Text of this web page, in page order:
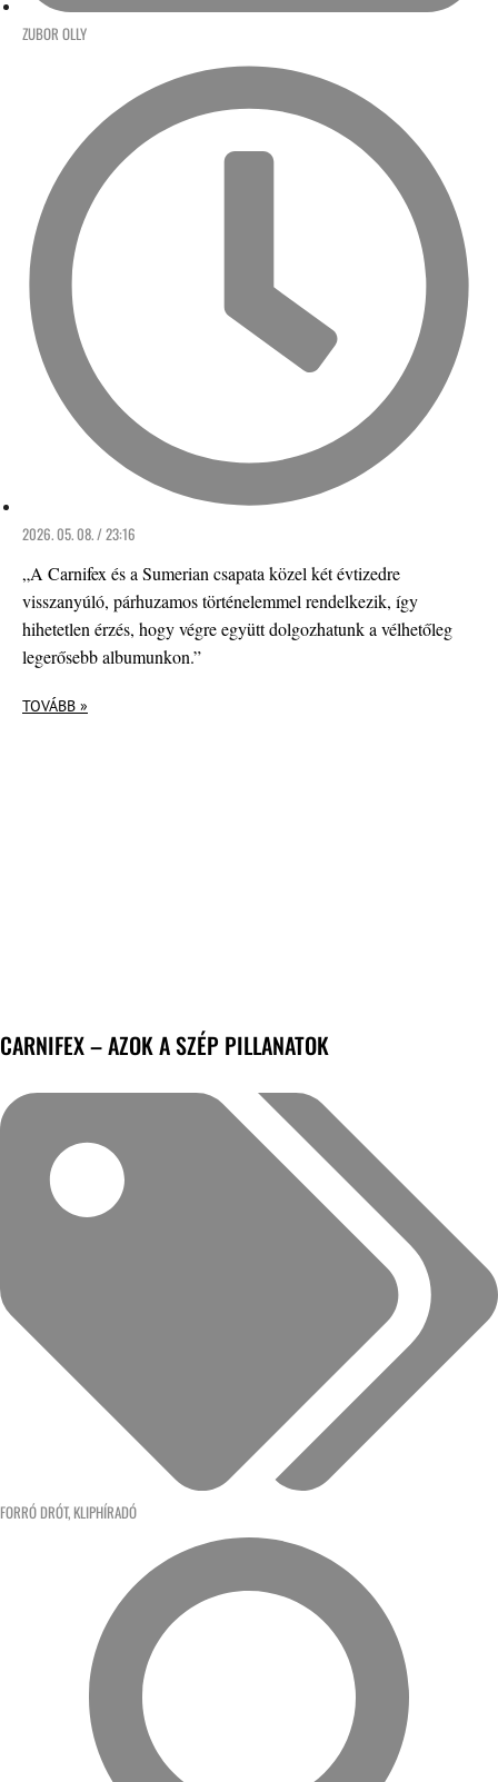
ZUBOR OLLY
2026. 05. 08. / 23:16
„A Carnifex és a Sumerian csapata közel két évtizedre
visszanyúló, párhuzamos történelemmel rendelkezik, így
hihetetlen érzés, hogy végre együtt dolgozhatunk a vélhetőleg
legerősebb albumunkon.”
TOVÁBB »
CARNIFEX – AZOK A SZÉP PILLANATOK
FORRÓ DRÓT, KLIPHÍRADÓ